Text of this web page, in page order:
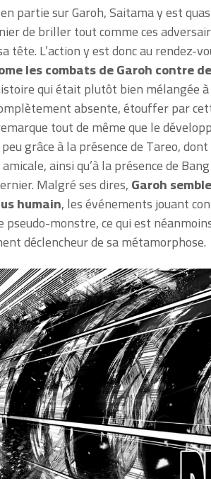
partie sur Garoh, Saitama y est
de briller tout comme ces
tête. L’action y est donc au rendez-
les combats de Garoh contre
qui était plutôt bien mélangée à
absente, étouffer par
tout de même que le
grâce à la présence de Tareo,
ainsi qu’à la présence de
Malgré ses dires,Garoh
humain, les événements jouant
pseudo-monstre, ce qui est
déclencheur de sa métamorphose.